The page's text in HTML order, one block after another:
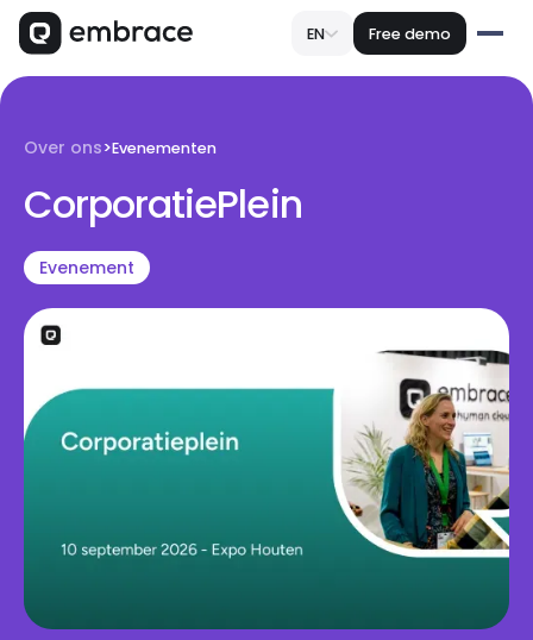
EN Free demo
Over ons>Evenementen
CorporatiePlein
Evenement